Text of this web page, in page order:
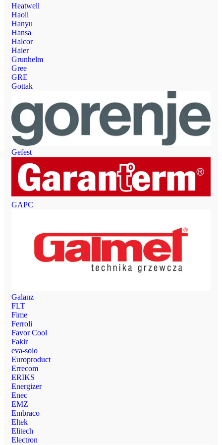
Heatwell
Haoli
Hanyu
Hansa
Halcor
Haier
Grunhelm
Gree
GRE
Gottak
Gefest
GAPC
Galanz
FLT
Fime
Ferroli
Favor Cool
Fakir
eva-solo
Europroduct
Errecom
ERIKS
Energizer
Enec
EMZ
Embraco
Eltek
Elitech
Electron